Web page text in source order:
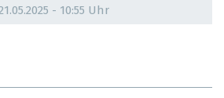
- 10:55 Uhr